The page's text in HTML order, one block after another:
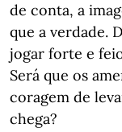
de conta, a
que a verdade.
jogar forte e
Será que os
coragem de
chega?